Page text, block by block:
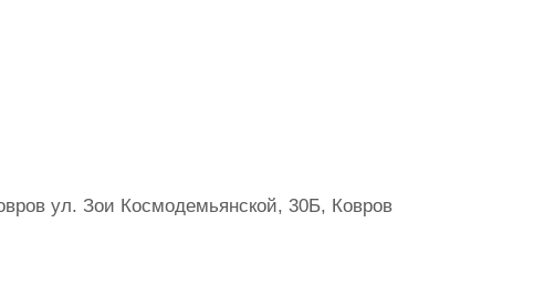
ул. Зои Космодемьянской, 30Б, Ковров